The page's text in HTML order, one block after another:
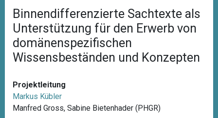
f
a
d
a
v
i
a
t
i
o
Binnendifferenzierte Sachtexte als
Unterstützung für den Erwerb von
domänenspezifischen
Wissensbeständen und Konzepten
Projektleitung
Markus Kübler
Manfred Gross, Sabine Bietenhader (PHGR)